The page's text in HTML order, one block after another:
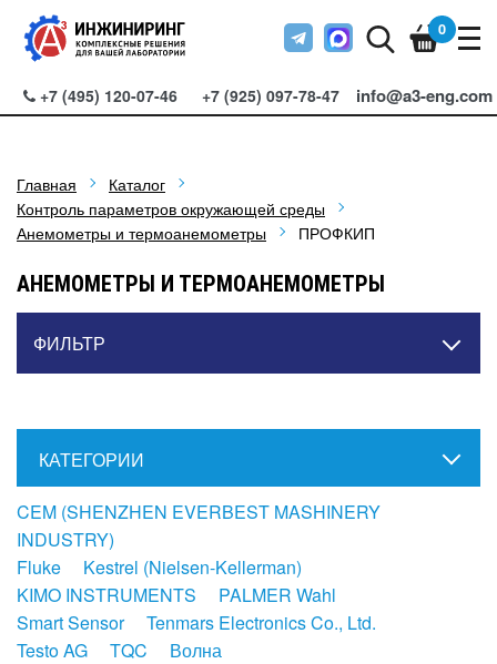
+7 (495) 120-07-46 +7 (925) 097-78-47 info@a3-eng.com
0
Главная
Каталог
Контроль параметров окружающей среды
Анемометры и термоанемометры
ПРОФКИП
АНЕМОМЕТРЫ И ТЕРМОАНЕМОМЕТРЫ
ФИЛЬТР
КАТЕГОРИИ
CEM (SHENZHEN EVERBEST MASHINERY
INDUSTRY)
Fluke
Kestrel (Nielsen-Kellerman)
KIMO INSTRUMENTS
PALMER Wahl
Smart Sensor
Tenmars Electronics Co., Ltd.
Testo AG
TQC Волна